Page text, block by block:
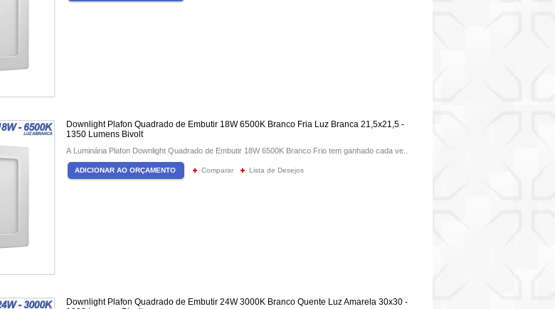
Downlight Plafon Quadrado de Embutir 18W 6500K Branco Fria Luz Branca 21,5x21,5 -
1350 Lumens Bivolt
A Luminária Plafon Downlight Quadrado de Embutir 18W 6500K Branco Frio tem ganhado cada ve..
Comparar Lista de Desejos
Downlight Plafon Quadrado de Embutir 24W 3000K Branco Quente Luz Amarela 30x30 -